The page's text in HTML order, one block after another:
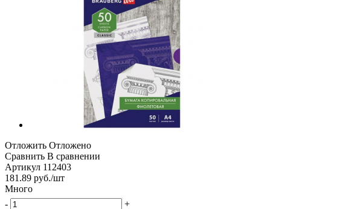
Отложить Отложено
Сравнить В сравнении
Артикул 112403
181.89 руб./шт
Много
-
+